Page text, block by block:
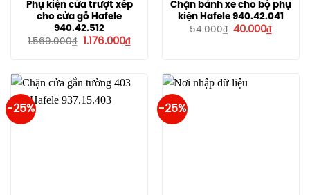
Phụ kiện cửa trượt xếp
cho cửa gỗ Hafele
940.42.512
1.569.000₫
Giá
1.176.000₫Giá
hiện
1.176.000₫.
Chặn bánh xe cho bộ phụ
kiện Hafele 940.42.041
54.000₫ Giá
40.000₫Giá
hiện
-25% -25%